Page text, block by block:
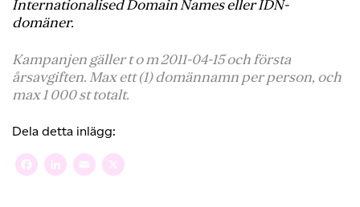
Internationalised Domain Names eller IDN-
domäner.
Kampanjen gäller t o m 2011-04-15 och första
årsavgiften. Max ett (1) domännamn per person, och
max 1 000 st totalt.
Dela detta inlägg:
Facebook
LinkedIn
Email